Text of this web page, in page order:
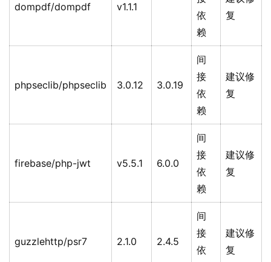
dompdf/dompdf v1.1.1
依
赖
复
phpseclib/phpseclib 3.0.12 3.0.19
间
接
依
赖
建议修
复
firebase/php-jwt v5.5.1 6.0.0
间
接
依
赖
建议修
复
guzzlehttp/psr7 2.1.0 2.4.5
间
接
依
建议修
复